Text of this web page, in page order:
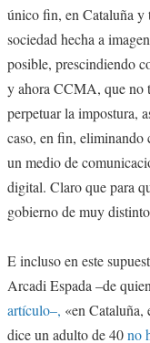
único fin, en Cataluña y
sociedad hecha a
posible, prescindiendo
y ahora CCMA, que no
perpetuar la impostura,
caso, en fin, eliminando
un medio de
digital. Claro que para
gobierno de muy
E incluso en este
Arcadi Espada –de
artículo–, «en Cataluña,
dice un adulto de 40no